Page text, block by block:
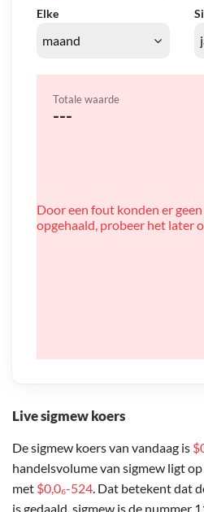
Live sigmew koers
De sigmew koers van vandaag is
handelsvolume van sigmew ligt
met $0,0₆-524. Dat betekent dat
is gedaald. sigmew is de nummer
Elke
Totale waarde
---
Door een fout konden er
opgehaald, probeer het later